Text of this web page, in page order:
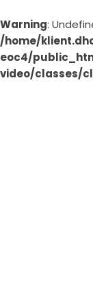
Warning:
/home/
eoc4/
video/classes/